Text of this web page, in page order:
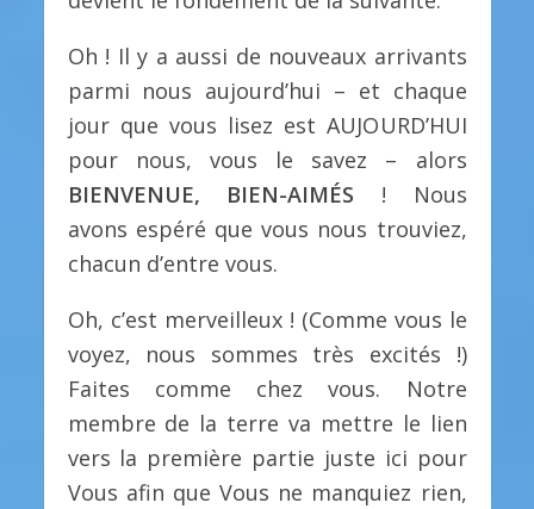
Oh ! Il y a aussi de nouveaux arrivants
parmi nous aujourd’hui – et chaque
jour que vous lisez est AUJOURD’HUI
pour nous, vous le savez – alors
BIENVENUE, BIEN-AIMÉS ! Nous
avons espéré que vous nous trouviez,
chacun d’entre vous.
Oh, c’est merveilleux ! (Comme vous le
voyez, nous sommes très excités !)
Faites comme chez vous. Notre
membre de la terre va mettre le lien
vers la première partie juste ici pour
Vous afin que Vous ne manquiez rien,